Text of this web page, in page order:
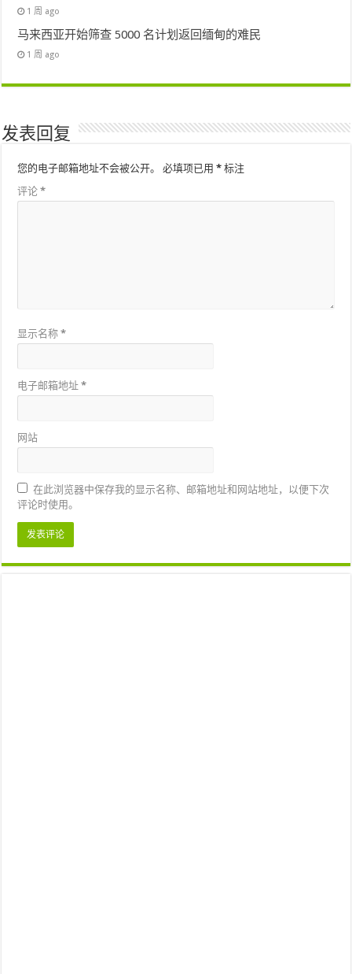
1 周 ago
马来西亚开始筛查 5000 名计划返回缅甸的难民
1 周 ago
发表回复
您的电子邮箱地址不会被公开。 必填项已用* 标注
评论*
显示名称*
电子邮箱地址*
网站
在此浏览器中保存我的显示名称、邮箱地址和网站地址，以便下次
评论时使用。